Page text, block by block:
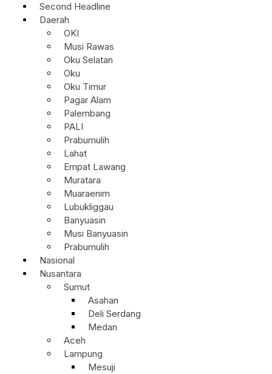
Second Headline
Daerah
OKI
Musi Rawas
Oku Selatan
Oku
Oku Timur
Pagar Alam
Palembang
PALI
Prabumulih
Lahat
Empat Lawang
Muratara
Muaraenim
Lubukliggau
Banyuasin
Musi Banyuasin
Prabumulih
Nasional
Nusantara
Sumut
Asahan
Deli Serdang
Medan
Aceh
Lampung
Mesuji